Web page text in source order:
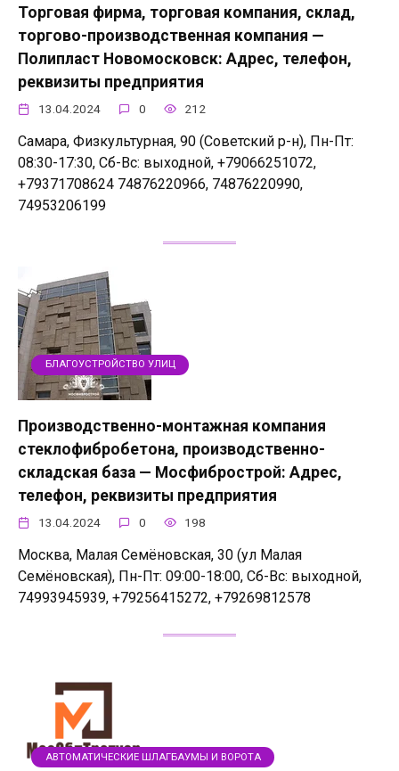
Торговая фирма, торговая компания, склад,
торгово-производственная компания —
Полипласт Новомосковск: Адрес, телефон,
реквизиты предприятия
13.04.2024 0 212
Самара, Физкультурная, 90 (Советский р-н), Пн-Пт:
08:30-17:30, Сб-Вс: выходной, +79066251072,
+79371708624 74876220966, 74876220990,
74953206199
БЛАГОУСТРОЙСТВО УЛИЦ
Производственно-монтажная компания
стеклофибробетона, производственно-
складская база — Мосфибрострой: Адрес,
телефон, реквизиты предприятия
13.04.2024 0 198
Москва, Малая Семёновская, 30 (ул Малая
Семёновская), Пн-Пт: 09:00-18:00, Сб-Вс: выходной,
74993945939, +79256415272, +79269812578
АВТОМАТИЧЕСКИЕ ШЛАГБАУМЫ И ВОРОТА